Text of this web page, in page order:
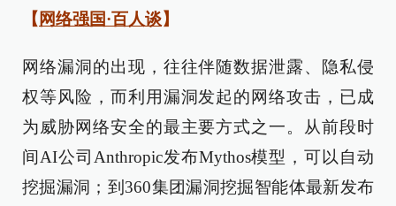
【 网络强国·百人谈】
网络漏洞的出现，往往伴随数据泄露、隐私侵
权等风险，而利用漏洞发起的网络攻击，已成
为威胁网络安全的最主要方式之一。从前段时
间AI公司Anthropic发布Mythos模型，可以自动
挖掘漏洞；到360集团漏洞挖掘智能体最新发布